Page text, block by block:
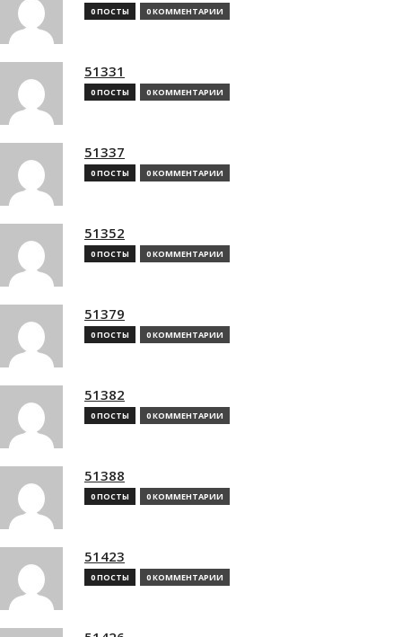
0 ПОСТЫ 0 КОММЕНТАРИИ
51331
0 ПОСТЫ 0 КОММЕНТАРИИ
51337
0 ПОСТЫ 0 КОММЕНТАРИИ
51352
0 ПОСТЫ 0 КОММЕНТАРИИ
51379
0 ПОСТЫ 0 КОММЕНТАРИИ
51382
0 ПОСТЫ 0 КОММЕНТАРИИ
51388
0 ПОСТЫ 0 КОММЕНТАРИИ
51423
0 ПОСТЫ 0 КОММЕНТАРИИ